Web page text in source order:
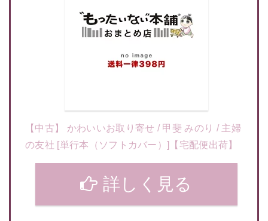
【中古】 かわいいお取り寄せ / 甲斐 みのり / 主婦
の友社 [単行本（ソフトカバー）]【宅配便出荷】
詳しく見る